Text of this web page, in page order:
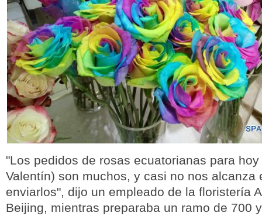
"Los pedidos de rosas ecuatorianas para
Valentín) son muchos, y casi no nos alcanza
enviarlos", dijo un empleado de la floristería
Beijing, mientras preparaba un ramo de 700